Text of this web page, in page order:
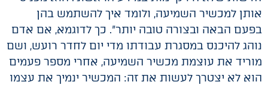
אותן למכשיר השמיעה, ולומד איך להשתמש בהן
בפעם הבאה ובצורה טובה יותר". כך לדוגמא, אם אדם
נוהג להיכנס במסגרת עבודתו מדי יום לחדר רועש, ושם
מוריד את עוצמת מכשיר השמיעה, אחרי מספר פעמים
הוא לא יצטרך לעשות את זה: המכשיר ינמיך את עצמו